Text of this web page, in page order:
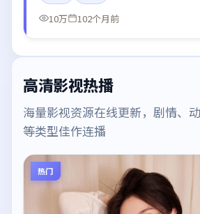
10万
102个月前
高清影视热播
海量影视资源在线更新，剧情、
等类型佳作连播
热门